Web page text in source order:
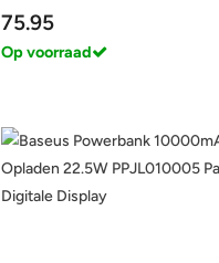
75.95
Op voorraad